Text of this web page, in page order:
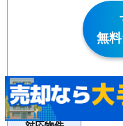
無
特徴 ・大手
マンショ